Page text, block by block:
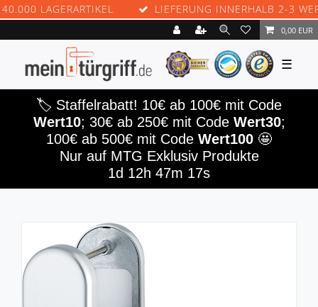
LAGERARTIKEL LIEFERUNG INNERHALB 2-3
0,00 EUR
☰
🏷️ Staffelrabatt! 10€ ab 100€ mit Code
Wert10; 30€ ab 250€ mit Code Wert30;
100€ ab 500€ mit Code Wert100 🤩
Nur auf MTG Exklusiv Produkte
1d 12h 47m 17s